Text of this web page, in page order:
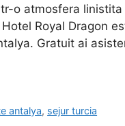
o atmosfera
Royal Dragon
Gratuit ai
antalya, sejur turcia